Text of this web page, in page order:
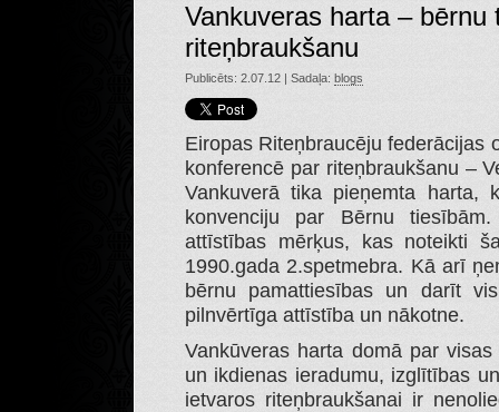
Vankuveras harta – bērnu
riteņbraukšanu
Publicēts: 2.07.12 | Sadaļa: blogs
Eiropas Riteņbraucēju federācijas
konferencē par riteņbraukšanu –
Vankuverā tika pieņemta harta,
konvenciju par Bērnu
attīstības mērķus, kas noteikti
1990.gada 2.spetmebra. Kā arī
bērnu pamattiesības un darīt
pilnvērtīga attīstība un nākotne.
Vankūveras harta domā par
un ikdienas ieradumu, izglītības
ietvaros riteņbraukšanai ir